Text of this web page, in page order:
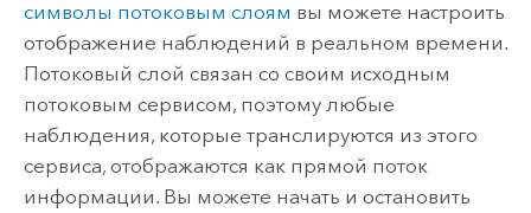
символы потоковым слоям вы можете настроить
отображение наблюдений в реальном времени.
Потоковый слой связан со своим исходным
потоковым сервисом, поэтому любые
наблюдения, которые транслируются из этого
сервиса, отображаются как прямой поток
информации. Вы можете начать и остановить